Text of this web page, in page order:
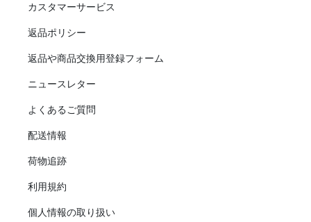
カスタマーサービス
返品ポリシー
返品や商品交換用登録フォーム
ニュースレター
よくあるご質問
配送情報
荷物追跡
利用規約
個人情報の取り扱い